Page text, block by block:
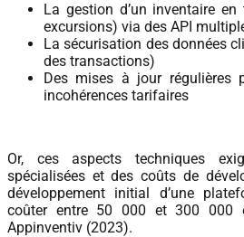
La gestion d’un inventaire
excursions) via des API
La sécurisation des données
des transactions)
Des mises à jour régulières
incohérences tarifaires
Or, ces aspects techniques
spécialisées et des coûts de
développement initial d’une
coûter entre 50 000 et 300 000
Appinventiv (2023).